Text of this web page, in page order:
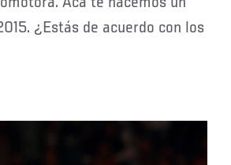
¿Estás de acuerdo con los